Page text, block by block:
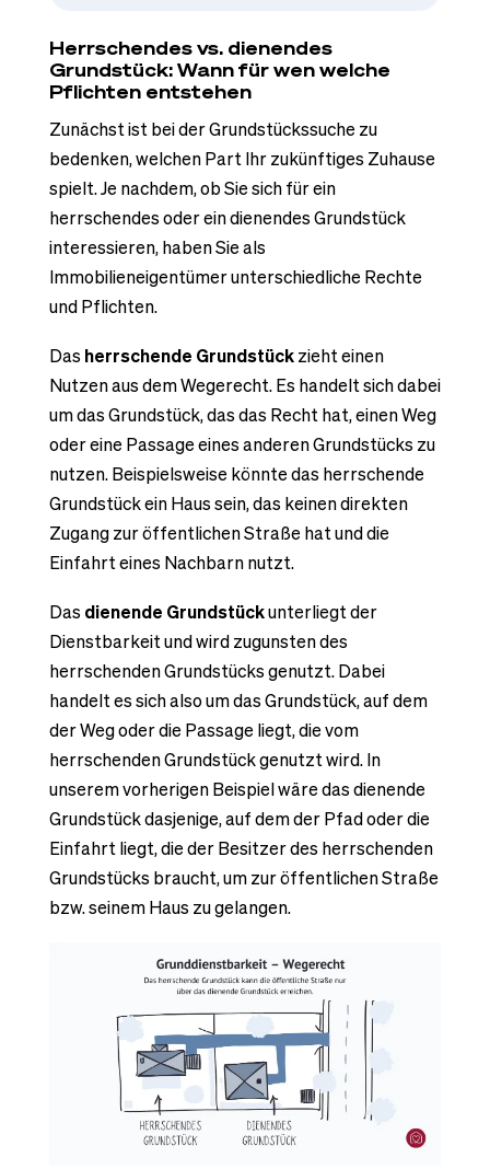
Herrschendes vs. dienendes
Grundstück: Wann für wen welche
Pflichten entstehen
Zunächst ist bei der Grundstückssuche zu
bedenken, welchen Part Ihr zukünftiges Zuhause
spielt. Je nachdem, ob Sie sich für ein
herrschendes oder ein dienendes Grundstück
interessieren, haben Sie als
Immobilieneigentümer unterschiedliche Rechte
und Pflichten.
Das herrschende Grundstückzieht einen
Nutzen aus dem Wegerecht. Es handelt sich dabei
um das Grundstück, das das Recht hat, einen Weg
oder eine Passage eines anderen Grundstücks zu
nutzen. Beispielsweise könnte das herrschende
Grundstück ein Haus sein, das keinen direkten
Zugang zur öffentlichen Straße hat und die
Einfahrt eines Nachbarn nutzt.
Das dienende Grundstückunterliegt der
Dienstbarkeit und wird zugunsten des
herrschenden Grundstücks genutzt. Dabei
handelt es sich also um das Grundstück, auf dem
der Weg oder die Passage liegt, die vom
herrschenden Grundstück genutzt wird. In
unserem vorherigen Beispiel wäre das dienende
Grundstück dasjenige, auf dem der Pfad oder die
Einfahrt liegt, die der Besitzer des herrschenden
Grundstücks braucht, um zur öffentlichen Straße
bzw. seinem Haus zu gelangen.